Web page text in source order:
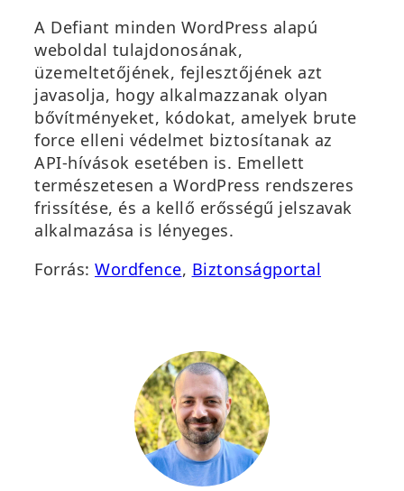
A Defiant minden WordPress alapú
weboldal tulajdonosának,
üzemeltetőjének, fejlesztőjének azt
javasolja, hogy alkalmazzanak olyan
bővítményeket, kódokat, amelyek brute
force elleni védelmet biztosítanak az
API-hívások esetében is. Emellett
természetesen a WordPress rendszeres
frissítése, és a kellő erősségű jelszavak
alkalmazása is lényeges.
Forrás: Wordfence, Biztonságportal